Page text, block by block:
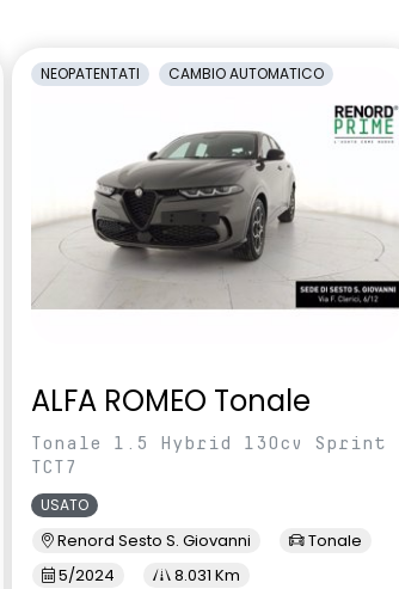
NEOPATENTATI CAMBIO AUTOMATICO
ALFA ROMEO Tonale
Tonale 1.5 Hybrid 130cv Sprint
TCT7
USATO
Renord Sesto S. Giovanni
Tonale
5/2024
8.031 Km